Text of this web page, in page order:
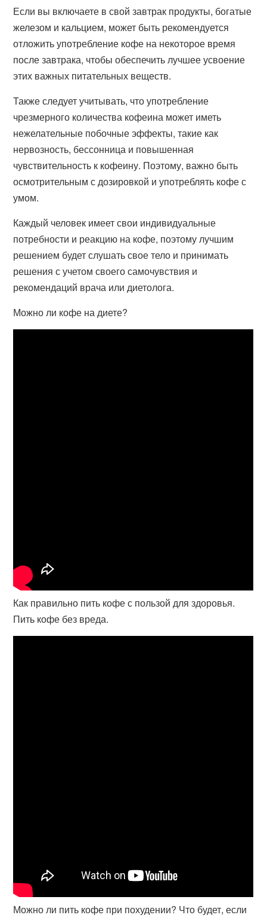
Если вы включаете в свой завтрак продукты, богатые
железом и кальцием, может быть рекомендуется
отложить употребление кофе на некоторое время
после завтрака, чтобы обеспечить лучшее усвоение
этих важных питательных веществ.
Также следует учитывать, что употребление
чрезмерного количества кофеина может иметь
нежелательные побочные эффекты, такие как
нервозность, бессонница и повышенная
чувствительность к кофеину. Поэтому, важно быть
осмотрительным с дозировкой и употреблять кофе с
умом.
Каждый человек имеет свои индивидуальные
потребности и реакцию на кофе, поэтому лучшим
решением будет слушать свое тело и принимать
решения с учетом своего самочувствия и
рекомендаций врача или диетолога.
Можно ли кофе на диете?
Как правильно пить кофе с пользой для здоровья.
Пить кофе без вреда.
Можно ли пить кофе при похудении? Что будет, если